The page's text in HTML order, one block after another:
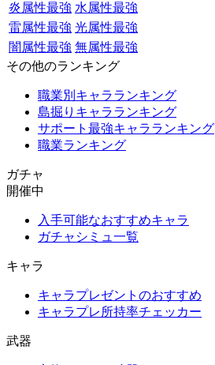
炎属性最強 水属性最強
雷属性最強 光属性最強
闇属性最強 無属性最強
その他のランキング
職業別キャラランキング
島掘りキャラランキング
サポート最強キャラランキング
職業ランキング
ガチャ
開催中
入手可能なおすすめキャラ
ガチャシミュ一覧
キャラ
キャラプレゼントのおすすめ
キャラプレ所持率チェッカー
武器